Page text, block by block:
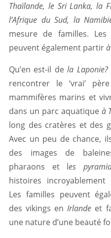
Thaïlande, le Sri Lanka, la
l’Afrique du Sud, la
mesure de familles.
peuvent également partir
Qu’en est-il dela Laponie?
rencontrer le ‘vrai’
mammifères marins et
dans un parc aquatique à
long des cratères et des
Avec un peu de chance,
des images de
pharaons et les
histoires
Les familles peuvent
des vikings enIrlande et
une nature d’une beauté